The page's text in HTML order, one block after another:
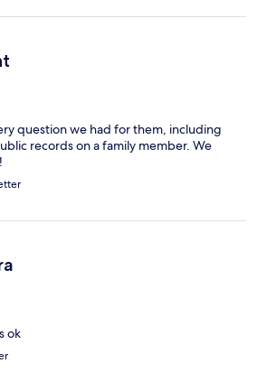
question we had for them, including
records on a family member. We
ok